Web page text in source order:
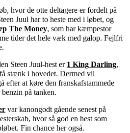
hvor de otte deltagere er fordelt på
Juul har to heste med i løbet, og
The Money, som har kæmpestor
tider det hele væk med galop. Fejlfri
Steen Juul-hest er 1 King Darling,
stænk i hovedet. Dermed vil
efter at køre den franskafstammede
på tanken.
var kanongodt gående senest på
hvor så god en hest som
Fin chance her også.